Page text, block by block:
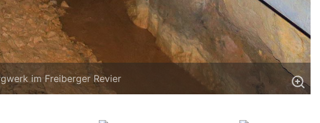
im Freiberger Revier